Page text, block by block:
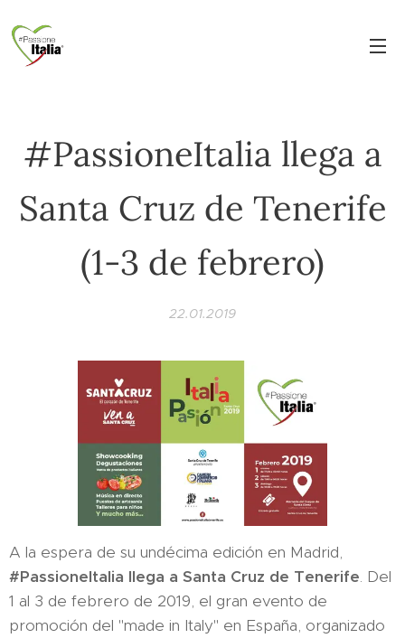
#PassioneItalia llega a
Santa Cruz de Tenerife
(1-3 de febrero)
22.01.2019
A la espera de su undécima edición en Madrid,
#PassioneItalia llega a Santa Cruz de Tenerife. Del
1 al 3 de febrero de 2019, el gran evento de
promoción del "made in Italy" en España, organizado